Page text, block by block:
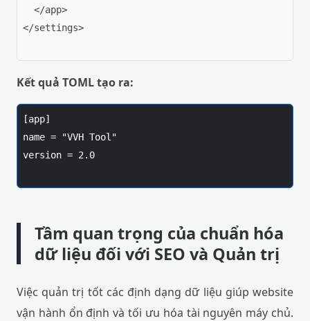
  </app>
</settings>
Kết quả TOML tạo ra:
[app]
name = "VVH Tool"
version = 2.0
Tầm quan trọng của chuẩn hóa
dữ liệu đối với SEO và Quản trị
Việc quản trị tốt các định dạng dữ liệu giúp website
vận hành ổn định và tối ưu hóa tài nguyên máy chủ.